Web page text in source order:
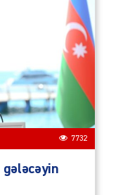
7732
gələcəyin